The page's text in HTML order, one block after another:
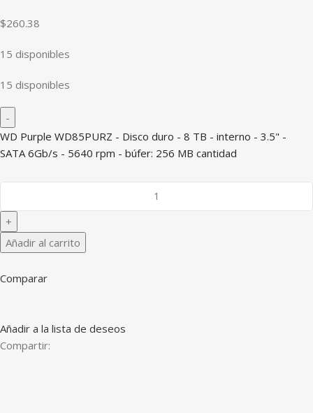
$260.38
15 disponibles
15 disponibles
WD Purple WD85PURZ - Disco duro - 8 TB - interno - 3.5" -
SATA 6Gb/s - 5640 rpm - búfer: 256 MB cantidad
Añadir al carrito
Comparar
Añadir a la lista de deseos
Compartir: